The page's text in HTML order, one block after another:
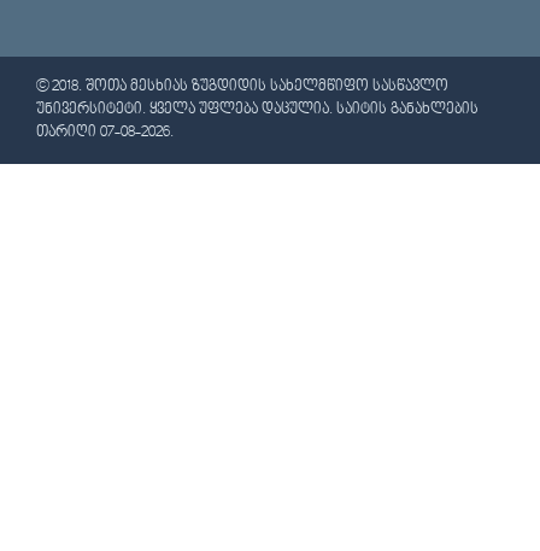
© 2018. ᲨᲝᲗᲐ ᲛᲔᲡᲮᲘᲐᲡ ᲖᲣᲒᲓᲘᲓᲘᲡ ᲡᲐᲮᲔᲚᲛᲬᲘᲤᲝ ᲡᲐᲡᲬᲐᲕᲚᲝ
ᲣᲜᲘᲕᲔᲠᲡᲘᲢᲔᲢᲘ. ᲧᲕᲔᲚᲐ ᲣᲤᲚᲔᲑᲐ ᲓᲐᲪᲣᲚᲘᲐ. ᲡᲐᲘᲢᲘᲡ ᲒᲐᲜᲐᲮᲚᲔᲑᲘᲡ
ᲗᲐᲠᲘᲦᲘ 07-08-2026.